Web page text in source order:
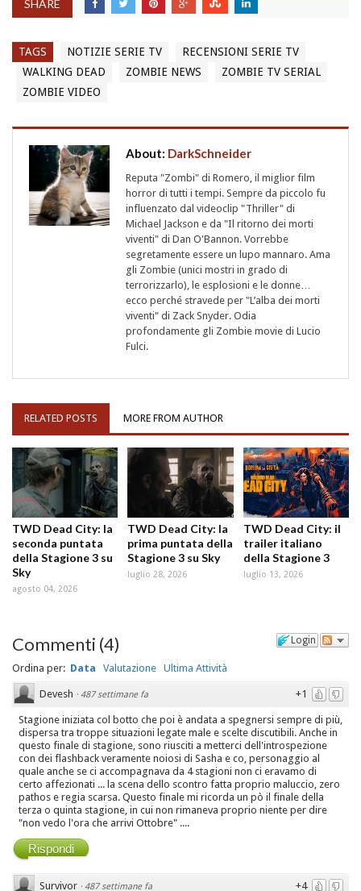
SHARE
TAGS NOTIZIE SERIE TV
RECENSIONI SERIE TV
WALKING DEAD
ZOMBIE NEWS
ZOMBIE TV SERIAL
ZOMBIE VIDEO
About: DarkSchneider
Reputa "Zombi" di Romero, il miglior film
horror di tutti i tempi. Sempre da piccolo fu
influenzato dal videoclip "Thriller" di
Michael Jackson e da "Il ritorno dei morti
viventi" di Dan O'Bannon. Vorrebbe
segretamente essere un lupo mannaro. Ama
gli Zombie (unici mostri in grado di
terrorizzarlo), le esplosioni e le donne…
ecco perché stravede per "L’alba dei morti
viventi" di Zack Snyder. Odia
profondamente gli Zombie movie di Lucio
Fulci.
RELATED POSTS MORE FROM AUTHOR
TWD Dead City: la
seconda puntata
della Stagione 3 su
Sky
agosto 04, 2026
TWD Dead City: la
prima puntata della
Stagione 3 su Sky
luglio 28, 2026
TWD Dead City: il
trailer italiano
della Stagione 3
luglio 13, 2026
Login
Commenti (4)
Ordina per: Data Valutazione Ultima Attività
+1
Devesh · 487 settimane fa
Stagione iniziata col botto che poi è andata a spegnersi sempre di più,
dispersa tra troppe situazioni legate male e scelte discutibili. Anche in
questo finale di stagione, sono riusciti a metterci dell'introspezione
con dei flashback veramente noiosi di Sasha e co, personaggio al
quale anche se ci accompagnava da 4 stagioni non ci eravamo di
certo affezionati ... la scena dello scontro fatta proprio maluccio, zero
pathos e regia scarsa. Questo finale mi ricorda un pò il finale della
terza o quinta stagione, in cui non rimaneva proprio niente per dire
"non vedo l'ora che arrivi Ottobre" ....
Rispondi
+4
Survivor · 487 settimane fa